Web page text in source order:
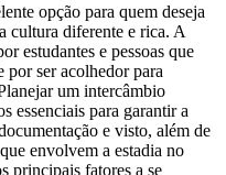
opção para quem deseja
cultura diferente e rica. A
estudantes e pessoas que
por ser acolhedor para
um intercâmbio
essenciais para garantir a
e visto, além de
envolvem a estadia no
principais fatores a se